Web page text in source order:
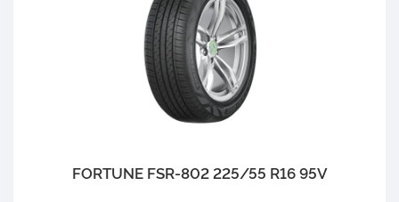
FORTUNE FSR-802 225/55 R16 95V